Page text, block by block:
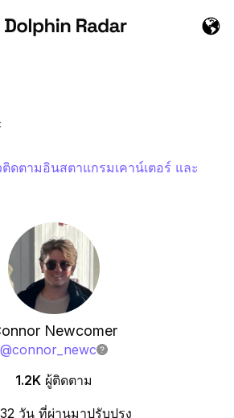
ดตามอินสตาแกรมเคาน์เตอร์ และ
Newcomer
@connor_newc
1.2K ผู้ติดตาม
วัน ที่ผ่านมาปรับปรุง